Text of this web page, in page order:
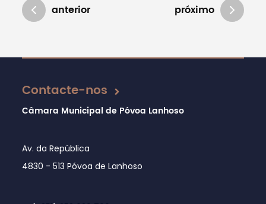
anterior próximo
Atualizado em 07/01/2019
Contacte-nos
Câmara Municipal de Póvoa Lanhoso
Av. da República
4830 - 513 Póvoa de Lanhoso